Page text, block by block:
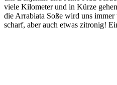
viele Kilometer und in Kürze
die Arrabiata Soße wird uns
scharf, aber auch etwas zitronig!